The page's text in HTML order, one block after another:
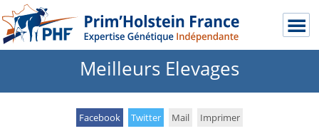
Meilleurs Elevages
Facebook Twitter Mail Imprimer